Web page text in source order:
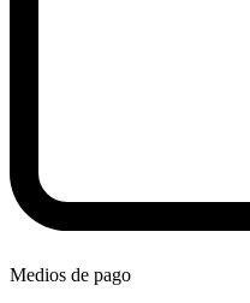
Medios de pago